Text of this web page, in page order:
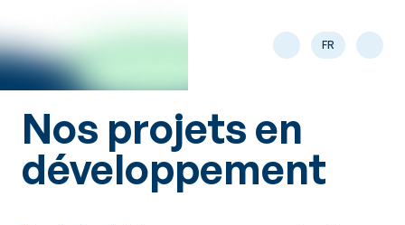
FR
Nos projets en
développement